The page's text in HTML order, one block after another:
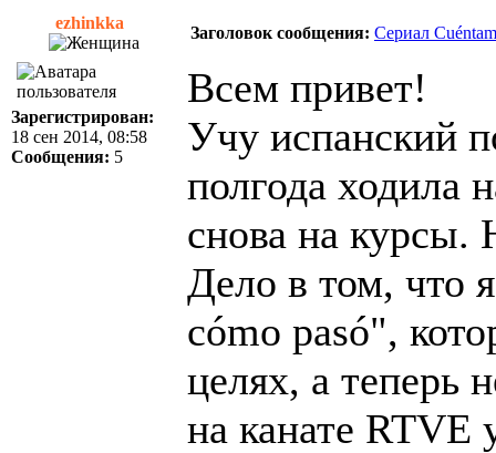
ezhinkka
Заголовок сообщения: Сериал
Зарегистрирован:
18 сен 2014, 08:58
Сообщения: 5
Всем привет!
Учу испанский
полгода ходила
снова на курсы.
Дело в том, что
cómo pasó",
целях, а теперь
на канате RTVE